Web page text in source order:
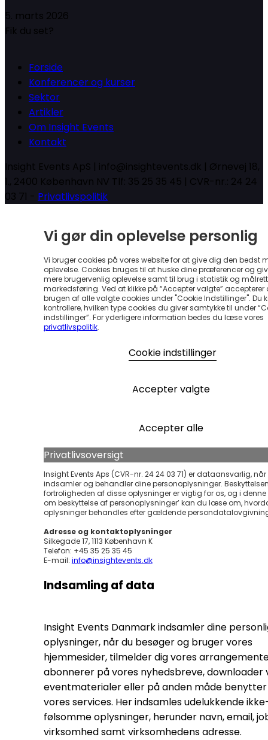
5. marts 2026
Fik du set?
Forside
Konferencer og kurser
Sektor
Artikler
Om Insight Events
Kontakt
Insight Events ApS | info@insightevents.dk | Ørnevej 18,
1., 2400 København NV Tlf: 35 25 35 45 | CVR-nr.: 24 24
03 71 - Privatlivspolitik
Vi gør din oplevelse personlig
Vi bruger cookies på vores website for at give dig den bedst
oplevelse. Cookies bruges til at huske dine præferencer og
mere brugervenlig oplevelse samt til brug i statistik og
markedsføring. Ved at klikke på “Accepter valgte” accepterer
brugen af alle valgte cookies under "Cookie Indstillinger". Du
kontrollere, hvilken type cookies du giver samtykke til under
indstillinger”. For yderligere information bedes du læse vores
privatlivspolitik.
Cookie indstillinger
Accepter valgte
Accepter alle
Privatlivsoversigt
Insight Events Aps (CVR-nr. 24 24 03 71) er dataansvarlig, når
indsamler og behandler dine personoplysninger.
fortroligheden af disse oplysninger er vigtig for os, og i denne
om beskyttelse af personoplysninger’ kan du læse om,
oplysninger behandles efter gældende
Adresse og kontaktoplysninger
Silkegade 17, 1113 København K
Telefon: +45 35 25 35 45
E-mail: info@insightevents.dk
Indsamling af data
Insight Events Danmark indsamler dine
oplysninger, når du besøger og bruger vores
hjemmesider, tilmelder dig vores
abonnerer på vores nyhedsbreve, downloader
eventmaterialer eller på anden måde benytter
vores services. Her indsamles udelukkende
følsomme oplysninger, herunder navn, email,
virksomhed samt virksomhedens adresse.